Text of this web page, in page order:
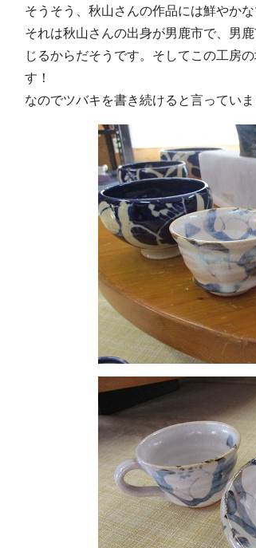
そうそう、秋山さんの作品には鮮やか
それは秋山さんの出身が男鹿市で、男
じるからだそうです。そしてこの工房
す！
なのでツバキを書き続けると言っていま